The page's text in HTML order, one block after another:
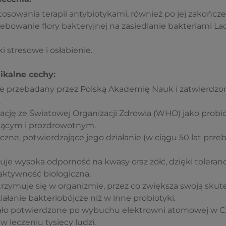
terapii antybiotykami, również po jej
flory bakteryjnej na zasiedlanie bakteriami
stresowe i osłabienie.
cechy:
przebadany przez Polską Akademię Nauk i
ze Światowej Organizacji Zdrowia (WHO) jako
i prozdrowotnym.
potwierdzające jego działanie (w ciągu 50 lat
wysoka odporność na kwasy oraz żółć, dzięki
biologiczna.
się w organizmie, przez co zwiększa swoją
bakteriobójcze niż w inne probiotyki.
potwierdzone po wybuchu elektrowni atomowej w
leczeniu tysięcy ludzi.